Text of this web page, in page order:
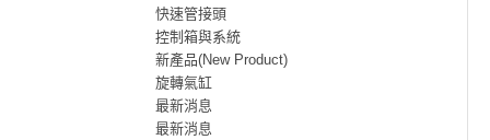
快速管接頭
控制箱與系統
新產品(New Product)
旋轉氣缸
最新消息
最新消息